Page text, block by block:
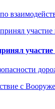
по
с